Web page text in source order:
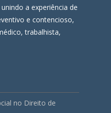
a experiência de
e contencioso,
trabalhista,
no Direito de